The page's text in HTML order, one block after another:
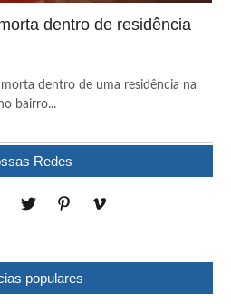
dentro de residência
dentro de uma residência na
bairro...
Redes
populares